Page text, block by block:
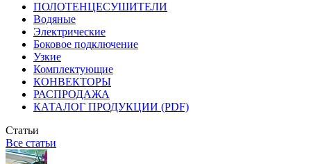
ПОЛОТЕНЦЕСУШИТЕЛИ
Водяные
Электрические
Боковое подключение
Узкие
Комплектующие
КОНВЕКТОРЫ
РАСПРОДАЖА
КАТАЛОГ ПРОДУКЦИИ (PDF)
Статьи
Все статьи